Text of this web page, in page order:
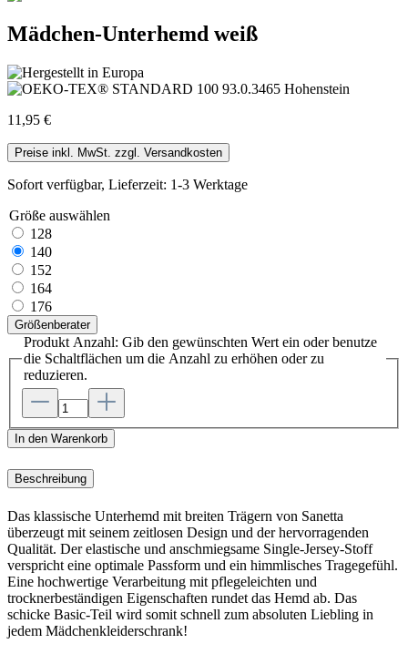
Mädchen-Unterhemd weiß
11,95 €
Preise inkl. MwSt. zzgl. Versandkosten
Sofort verfügbar, Lieferzeit: 1-3 Werktage
Größe auswählen
128
140
152
164
176
Größenberater
Produkt Anzahl: Gib den gewünschten Wert ein oder benutze
die Schaltflächen um die Anzahl zu erhöhen oder zu
reduzieren.
In den Warenkorb
Beschreibung
Das klassische Unterhemd mit breiten Trägern von Sanetta
überzeugt mit seinem zeitlosen Design und der hervorragenden
Qualität. Der elastische und anschmiegsame Single-Jersey-Stoff
verspricht eine optimale Passform und ein himmlisches Tragegefühl.
Eine hochwertige Verarbeitung mit pflegeleichten und
trocknerbeständigen Eigenschaften rundet das Hemd ab. Das
schicke Basic-Teil wird somit schnell zum absoluten Liebling in
jedem Mädchenkleiderschrank!